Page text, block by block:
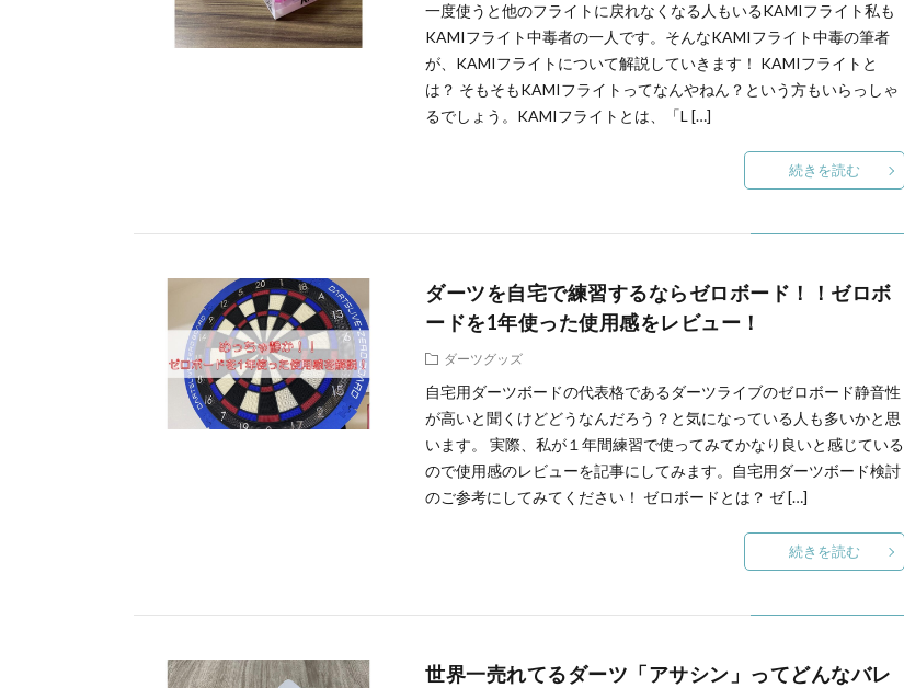
一度使うと他のフライトに戻れなくなる人もいるKAMIフライト私も
KAMIフライト中毒者の一人です。そんなKAMIフライト中毒の筆者
が、KAMIフライトについて解説していきます！ KAMIフライトと
は？ そもそもKAMIフライトってなんやねん？という方もいらっしゃ
るでしょう。KAMIフライトとは、「L […]
続きを読む
ダーツを自宅で練習するならゼロボード！！ゼロボ
ードを1年使った使用感をレビュー！
ダーツグッズ
自宅用ダーツボードの代表格であるダーツライブのゼロボード静音性
が高いと聞くけどどうなんだろう？と気になっている人も多いかと思
います。 実際、私が１年間練習で使ってみてかなり良いと感じている
ので使用感のレビューを記事にしてみます。自宅用ダーツボード検討
のご参考にしてみてください！ ゼロボードとは？ ゼ […]
続きを読む
世界一売れてるダーツ「アサシン」ってどんなバレ